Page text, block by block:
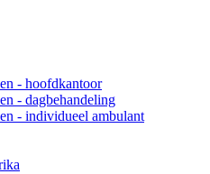
- hoofdkantoor
- dagbehandeling
- individueel ambulant